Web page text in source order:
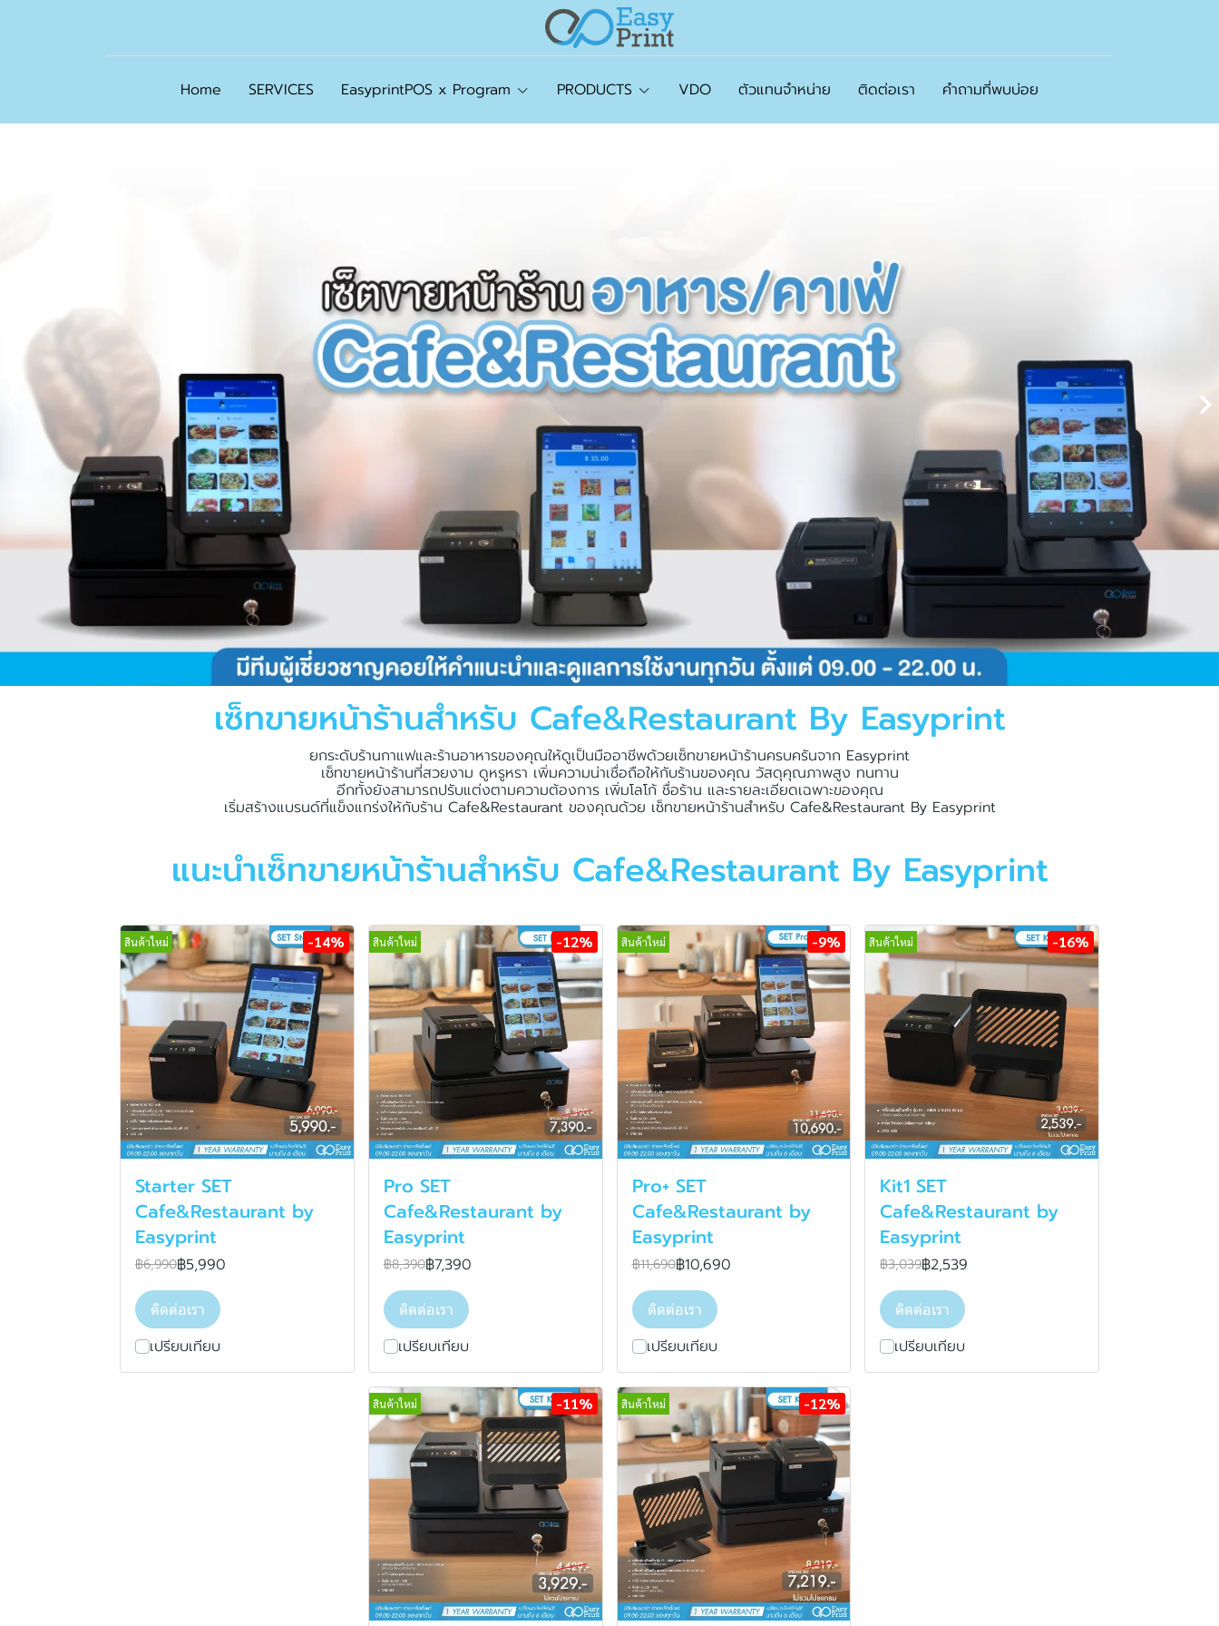
Home SERVICES EasyprintPOS x Program PRODUCTS VDO ตัวแทนจำหน่าย ติดต่อเรา คำถามที่พบบ่อย
เซ็ทขายหน้าร้านสำหรับ Cafe&Restaurant By Easyprint
ยกระดับร้านกาแฟและร้านอาหารของคุณให้ดูเป็นมืออาชีพด้วยเซ็ทขายหน้าร้านครบครันจาก Easyprint
เซ็ทขายหน้าร้านที่สวยงาม ดูหรูหรา เพิ่มความน่าเชื่อถือให้กับร้านของคุณ วัสดุคุณภาพสูง ทนทาน
อีกทั้งยังสามารถปรับแต่งตามความต้องการ เพิ่มโลโก้ ชื่อร้าน และรายละเอียดเฉพาะของคุณ
เริ่มสร้างแบรนด์ที่แข็งแกร่งให้กับร้าน Cafe&Restaurant ของคุณด้วย เซ็ทขายหน้าร้านสำหรับ Cafe&Restaurant By Easyprint
แนะนำเซ็ทขายหน้าร้านสำหรับ Cafe&Restaurant By Easyprint
สินค้าใหม่ -14%
Starter SET
Cafe&Restaurant by
Easyprint
฿6,990฿5,990
ติดต่อเรา
เปรียบเทียบ
สินค้าใหม่ -12%
Pro SET
Cafe&Restaurant by
Easyprint
฿8,390฿7,390
ติดต่อเรา
เปรียบเทียบ
สินค้าใหม่ -9%
Pro+ SET
Cafe&Restaurant by
Easyprint
฿11,690฿10,690
ติดต่อเรา
เปรียบเทียบ
สินค้าใหม่ -16%
Kit1 SET
Cafe&Restaurant by
Easyprint
฿3,039฿2,539
ติดต่อเรา
เปรียบเทียบ
สินค้าใหม่ -11% สินค้าใหม่ -12%